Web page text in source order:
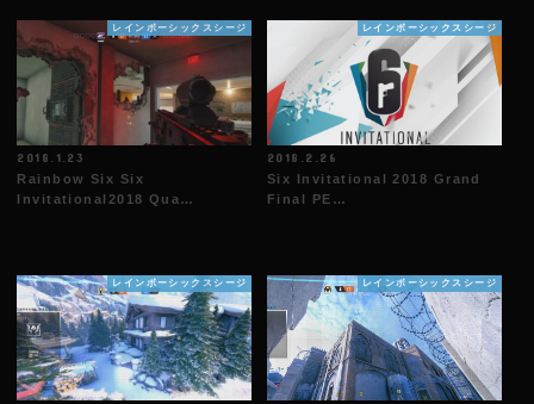
レインボーシックスシージ
2018.1.23
Rainbow Six Six
Invitational2018 Qua…
レインボーシックスシージ
2018.2.26
Six Invitational 2018 Grand
Final PE…
レインボーシックスシージ レインボーシックスシージ